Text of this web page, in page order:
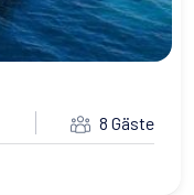
8 Gäste